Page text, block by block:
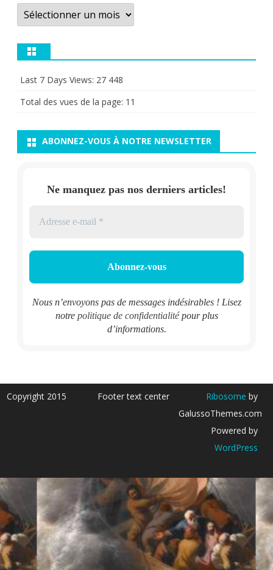
Archives
Last 7 Days Views: 27 448
Total des vues de la page: 11
ABONNEZ-VOUS À NOTRE NEWSLETTER
Ne manquez pas nos derniers articles!
Nous n’envoyons pas de messages indésirables ! Lisez
notre politique de confidentialitépour plus
d’informations.
Copyright 2015 Footer text center Ribosome by
GalussoThemes.com
Powered by
WordPress